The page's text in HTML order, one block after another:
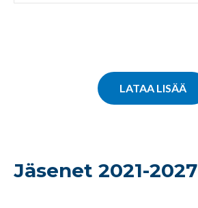
LATAA LISÄÄ
Jäsenet 2021-2027